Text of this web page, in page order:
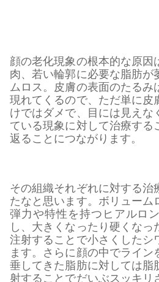
顔の老化現象の根本的な原因
肉、若い輪郭に必要な脂肪が
ムロス。皮膚の表面のたるみ
現れてくるので、ただ単に皮
けではダメで、目には見えな
ている現象に対して治療する
返ることにつながります。
その組織それぞれに対する治
たなと思います。ボリューム
弾力や特性を持つヒアルロ
し、大きくなったり硬くなっ
注射することで小さくしたシ
ます。さらに顔の中でライ
垂してきた脂肪に対しては脂
射することでだいぶスッキリ